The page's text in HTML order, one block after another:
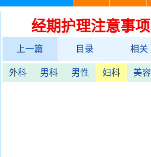
经期护理注意事项
上一篇 目录 相关
外科 男科 男性 妇科 美容